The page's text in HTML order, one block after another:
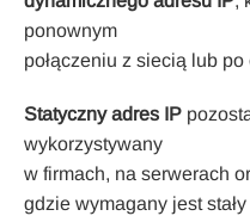
ponownym
połączeniu z siecią lub
Statyczny adres IP
wykorzystywany
w firmach, na serwerach
gdzie wymagany jest stały